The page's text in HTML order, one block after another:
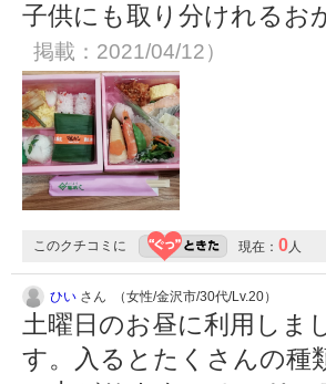
子供にも取り分けれる
掲載：2021/04/12）
このクチコミに 現在： 0人
ひい さん （女性/金沢市/30代/Lv.20）
土曜日のお昼に利用しま
す。入るとたくさんの種